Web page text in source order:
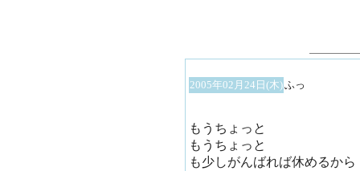
2005年02月24日(木)ふっ
もうちょっと
もうちょっと
も少しがんばれば休めるから